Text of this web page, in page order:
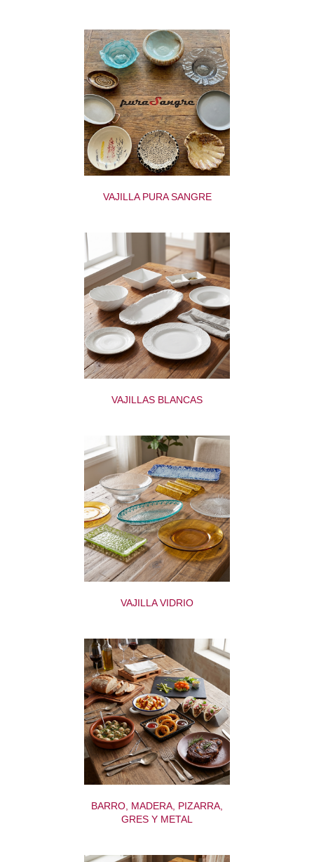
VAJILLA PURA SANGRE
VAJILLAS BLANCAS
VAJILLA VIDRIO
BARRO, MADERA, PIZARRA,
GRES Y METAL